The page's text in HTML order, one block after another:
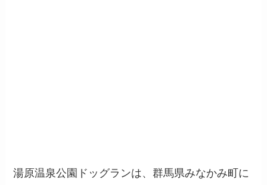
湯原温泉公園ドッグランは、群馬県みなかみ町に